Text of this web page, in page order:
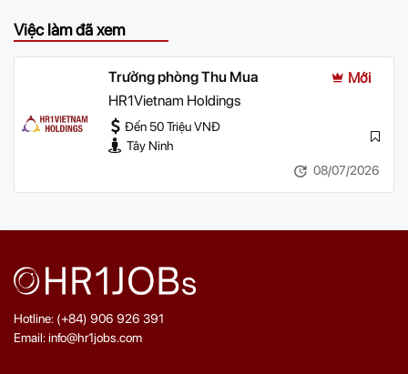
Việc làm đã xem
Trưởng phòng Thu Mua
Mới
HR1Vietnam Holdings
Đến 50 Triệu VNĐ
Tây Ninh
08/07/2026
Hotline: (+84) 906 926 391
Email: info@hr1jobs.com